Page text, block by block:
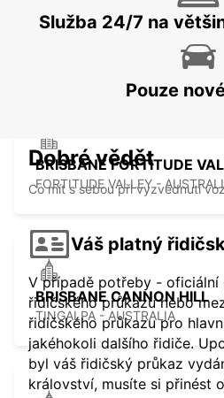
BRISBANE AIRPORT
BRISBANE FORTITUDE
FORTITUDE VALLEY -
BRISBANE CANNON HILL
TINGALPA - AUSTRALIA
Služba 24/7 na
Pouze
Dobré vědět
Co mít s sebou při vyzvednutí
Váš platný
V případě potřeby - oficiální
řidičského průkazu nebo
řidičského průkazu pro
jakéhokoli dalšího řidiče.
byl váš řidičský průkaz
království, musíte si přinést